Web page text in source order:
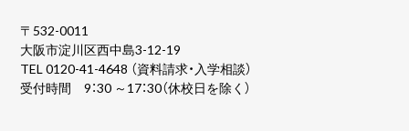
〒532-0011
大阪市淀川区西中島3-12-19
TEL0120-41-4648 （資料請求・入学相談）
受付時間 9：30 ～17：30（休校日を除く）